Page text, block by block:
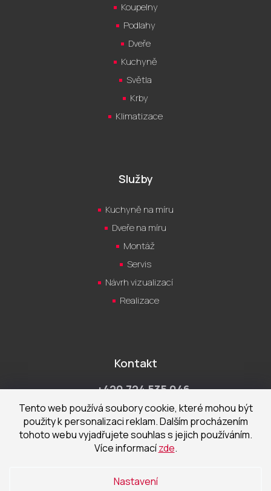
Tento web používá soubory cookie, které mohou být
použity k personalizaci reklam. Dalším procházením
tohoto webu vyjadřujete souhlas s jejich používáním.
Více informacízde.
Nastavení
Koupelny
Podlahy
Dveře
Kuchyně
Světla
Krby
Klimatizace
Služby
Kuchyně na míru
Dveře na míru
Montáž
Servis
Návrh vizualizací
Realizace
Kontakt
+420 724 535 046
Po-Pá 9:00 - 18:00 hod
obchod@cecetka.cz
370 01 České Budějovice